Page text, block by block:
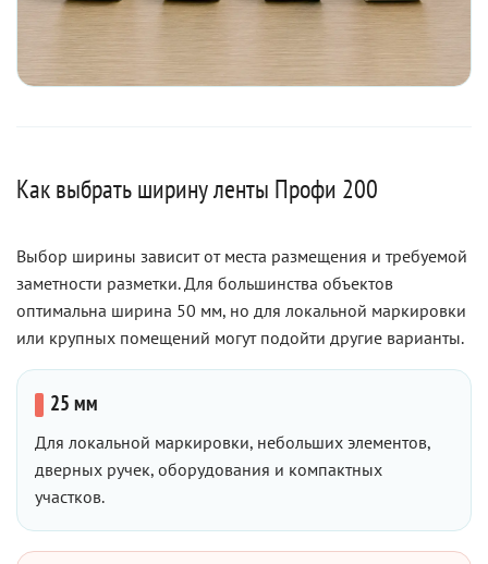
Как выбрать ширину ленты Профи 200
Выбор ширины зависит от места размещения и требуемой
заметности разметки. Для большинства объектов
оптимальна ширина 50 мм, но для локальной маркировки
или крупных помещений могут подойти другие варианты.
25 мм
Для локальной маркировки, небольших элементов,
дверных ручек, оборудования и компактных
участков.